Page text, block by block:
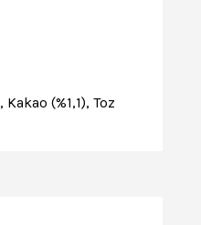
(%1,1), Toz